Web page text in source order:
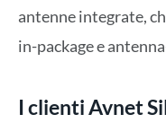
antenne integrate,
in-package e
I clienti Avnet